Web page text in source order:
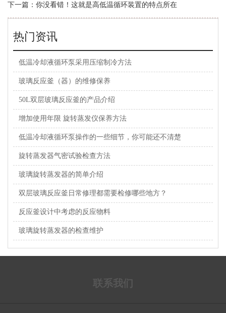
下一篇： 你没看错！这就是高低温循环装置的特点所在
热门资讯
低温冷却液循环泵采用压缩制冷方法
玻璃反应釜（器）的维修保养
50L双层玻璃反应釜的产品介绍
增加使用年限 旋转蒸发仪保养方法
低温冷却液循环泵操作的一些细节，你可能还不清楚
旋转蒸发器气密试验检查方法
玻璃旋转蒸发器的简单介绍
双层玻璃反应釜日常修理都需要检修哪些地方？
反应釜设计中考虑的反应物料
玻璃旋转蒸发器的检查维护
联系我们